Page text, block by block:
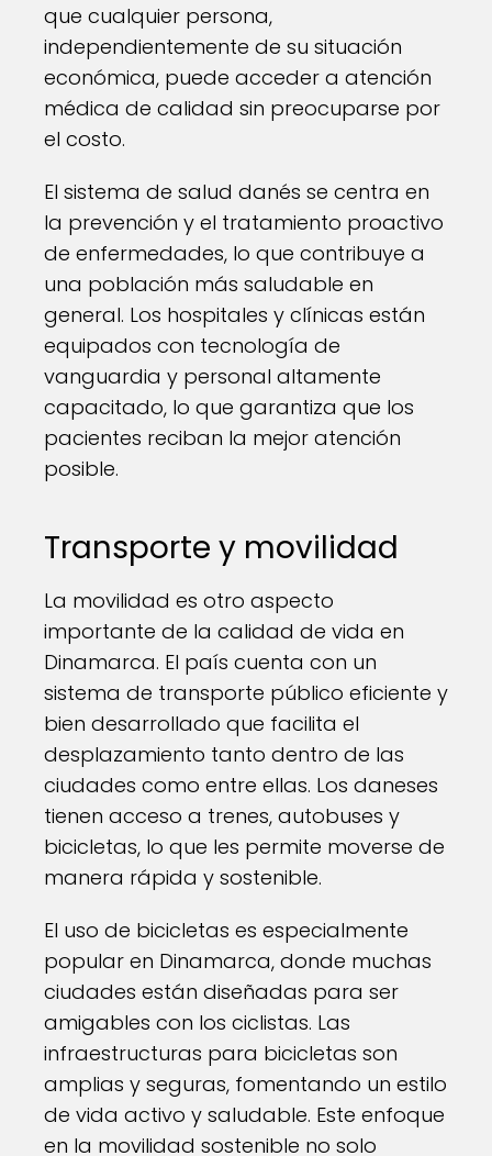
que cualquier persona,
independientemente de su situación
económica, puede acceder a atención
médica de calidad sin preocuparse por
el costo.
El sistema de salud danés se centra en
la prevención y el tratamiento proactivo
de enfermedades, lo que contribuye a
una población más saludable en
general. Los hospitales y clínicas están
equipados con tecnología de
vanguardia y personal altamente
capacitado, lo que garantiza que los
pacientes reciban la mejor atención
posible.
Transporte y movilidad
La movilidad es otro aspecto
importante de la calidad de vida en
Dinamarca. El país cuenta con un
sistema de transporte público eficiente y
bien desarrollado que facilita el
desplazamiento tanto dentro de las
ciudades como entre ellas. Los daneses
tienen acceso a trenes, autobuses y
bicicletas, lo que les permite moverse de
manera rápida y sostenible.
El uso de bicicletas es especialmente
popular en Dinamarca, donde muchas
ciudades están diseñadas para ser
amigables con los ciclistas. Las
infraestructuras para bicicletas son
amplias y seguras, fomentando un estilo
de vida activo y saludable. Este enfoque
en la movilidad sostenible no solo